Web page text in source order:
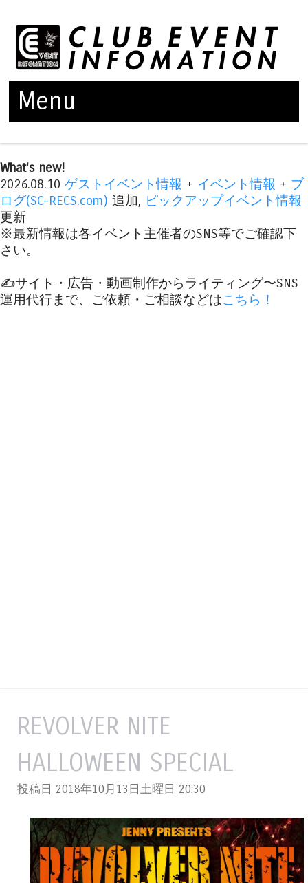
Menu
What's new!
2026.08.10 ゲストイベント情報 + イベント情報 + ブ
ログ(SC-RECS.com) 追加, ピックアップイベント情報
更新
※最新情報は各イベント主催者のSNS等でご確認下
さい。
✍️サイト・広告・動画制作からライティング〜SNS
運用代行まで、ご依頼・ご相談などはこちら！
REVOLVER NITE
HALLOWEEN SPECIAL
投稿日 2018年10月13日土曜日 20:30